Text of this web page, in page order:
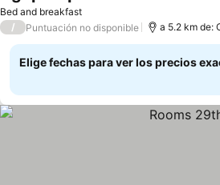
Bed and breakfast
/ Puntuación no disponible a 5.2 km de:
Elige fechas para ver los precios